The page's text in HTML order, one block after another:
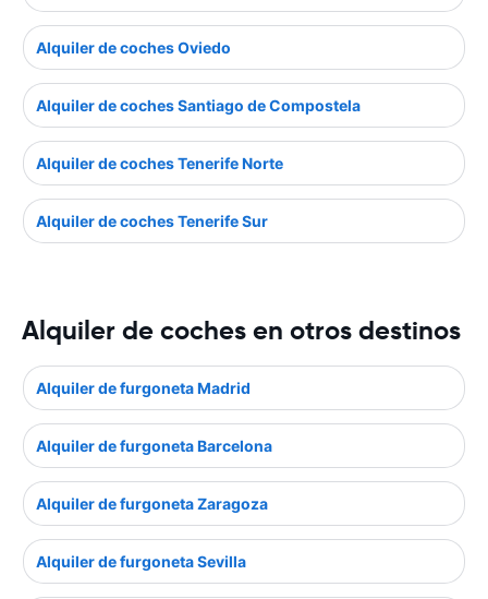
Alquiler de coches Oviedo
Alquiler de coches Santiago de Compostela
Alquiler de coches Tenerife Norte
Alquiler de coches Tenerife Sur
Alquiler de coches en otros destinos
Alquiler de furgoneta Madrid
Alquiler de furgoneta Barcelona
Alquiler de furgoneta Zaragoza
Alquiler de furgoneta Sevilla